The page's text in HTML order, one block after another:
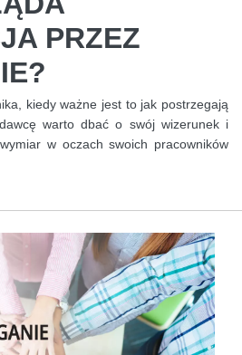
PRZEZ
kiedy ważne jest to jak postrzegają
warto dbać o swój wizerunek i
w oczach swoich pracowników